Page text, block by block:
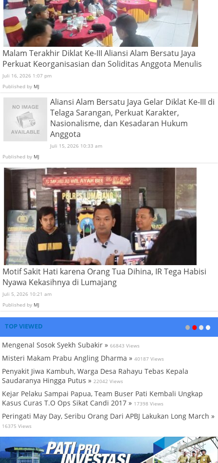
Malam Terakhir Diklat Ke-III Aliansi Alam Bersatu Jaya
Perkuat Keorganisasian dan Soliditas Anggota Menulis
Juli 16, 2026 1:07 pm
Published by MJ
Aliansi Alam Bersatu Jaya Gelar Diklat Ke-III di
Telaga Sarangan, Perkuat Karakter,
Nasionalisme, dan Kesadaran Hukum
Anggota
Juli 15, 2026 10:33 am
Published by MJ
Motif Sakit Hati karena Orang Tua Dihina, IR Tega Habisi
Nyawa Kekasihnya di Lumajang
Juli 5, 2026 10:21 am
Published by MJ
TOP VIEWED
Mengenal Sosok Syekh Subakir » 66843 Views
Misteri Makam Prabu Angling Dharma » 40187 Views
Penyakit Jiwa Kambuh, Warga Desa Rahayu Tebas Kepala
Saudaranya Hingga Putus » 22042 Views
Kejar Pelaku Sampai Papua, Team Buser Pati Kembali Ungkap
Kasus Curas T.O Ops Sikat Candi 2017 » 17398 Views
Peringati May Day, Seribu Orang Dari APBJ Lakukan Long March »
16375 Views